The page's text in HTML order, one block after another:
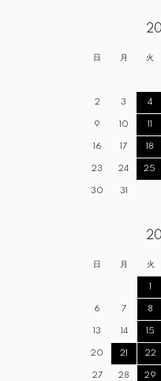
日 月 火
2 3 4
9 10 11
16 17 18
23 24 25
30 31
日 月 火
1
6 7 8
13 14 15
20 21 22
27 28 29